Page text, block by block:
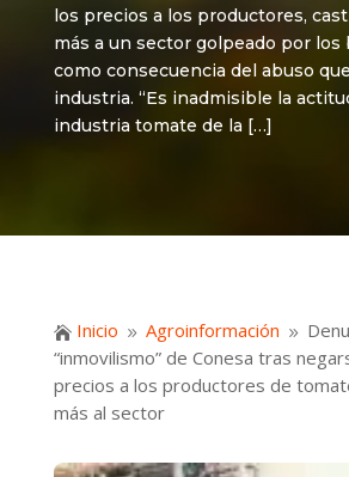
los precios a los productores,
más a un sector golpeado por los
como consecuencia del abuso
industria. “Es inadmisible la
industria tomate de la […]
 Inicio 9 Agroinformación 9
“inmovilismo” de Conesa tras
precios a los productores de
más al sector